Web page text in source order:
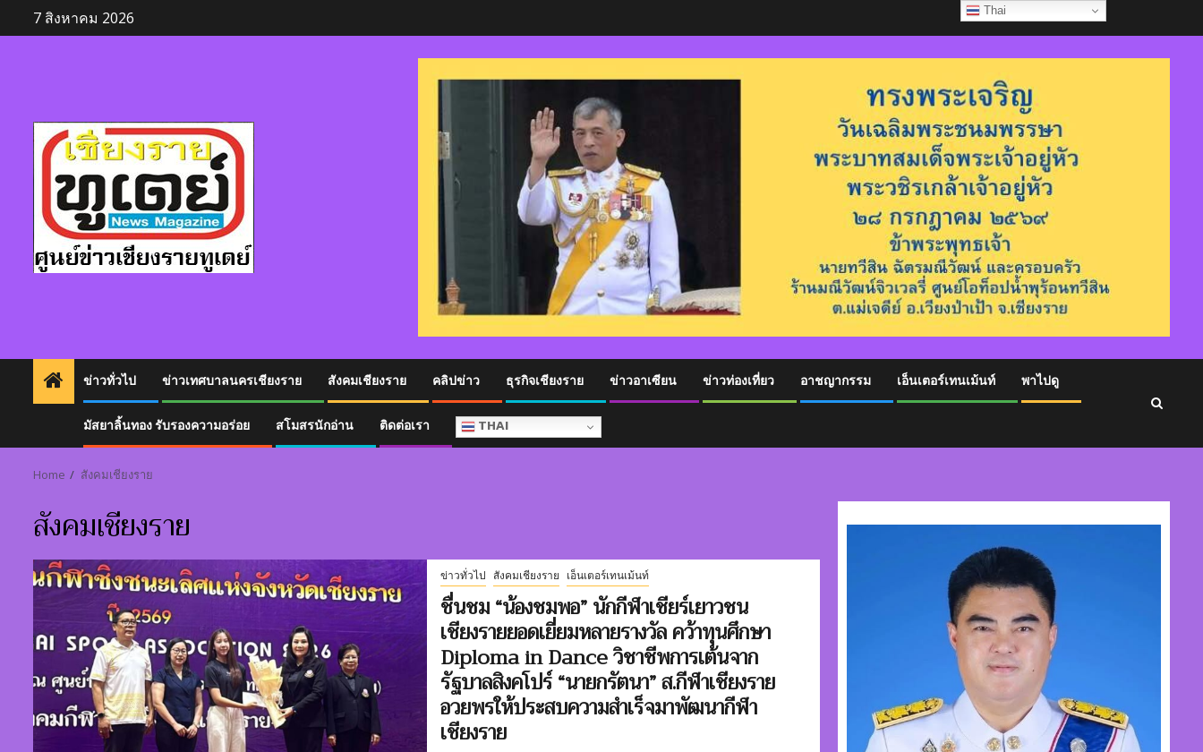
to
7 สิงหาคม 2026
ข่าวทั่วไป ข่าวเทศบาลนครเชียงราย สังคมเชียงราย คลิปข่าว ธุรกิจเชียงราย ข่าวอาเซียน ข่าวท่องเที่ยว อาชญากรรม เอ็นเตอร์เทนเม้นท์ พาไปดู
มัสยาลิ้นทอง รับรองความอร่อย สโมสรนักอ่าน ติดต่อเรา THAI
Home สังคมเชียงราย
สังคมเชียงราย
ข่าวทั่วไป สังคมเชียงราย เอ็นเตอร์เทนเม้นท์
ชื่นชม “น้องชมพอ” นักกีฬาเชียร์เยาวชน
เชียงรายยอดเยี่ยมหลายรางวัล คว้าทุนศึกษา
Diploma in Dance วิชาชีพการเต้นจาก
รัฐบาลสิงคโปร์ “นายกรัตนา” ส.กีฬาเชียงราย
อวยพรให้ประสบความสำเร็จมาพัฒนากีฬา
เชียงราย
Thai